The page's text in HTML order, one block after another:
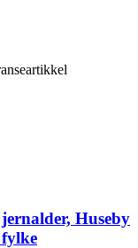
Huseby